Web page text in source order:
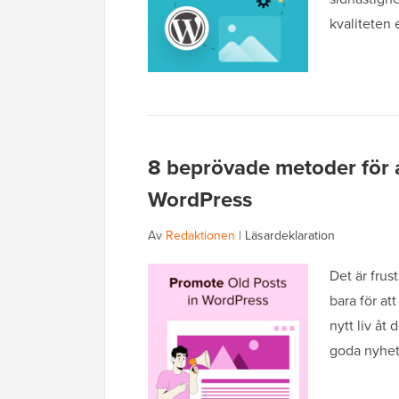
kvaliteten
8 beprövade metoder
WordPress
Av Redaktionen | Läsardeklaration
Det är
bara för
nytt liv åt
goda